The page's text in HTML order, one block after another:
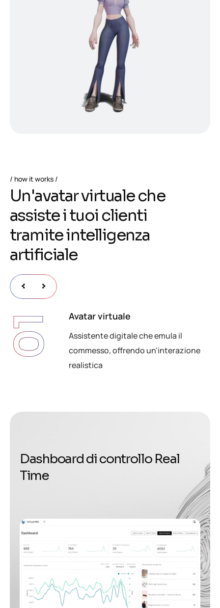
how it works
Un'avatarvirtualeche
assisteituoi clienti
tramiteintelligenza
artificiale
01 Avatar virtuale
Assistente digitale che emula il
commesso, offrendo un'interazione
realistica
Dashboarddicontrollo Real
Time